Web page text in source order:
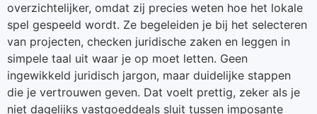
overzichtelijker, omdat zij precies weten hoe het lokale
spel gespeeld wordt. Ze begeleiden je bij het selecteren
van projecten, checken juridische zaken en leggen in
simpele taal uit waar je op moet letten. Geen
ingewikkeld juridisch jargon, maar duidelijke stappen
die je vertrouwen geven. Dat voelt prettig, zeker als je
niet dagelijks vastgoeddeals sluit tussen imposante